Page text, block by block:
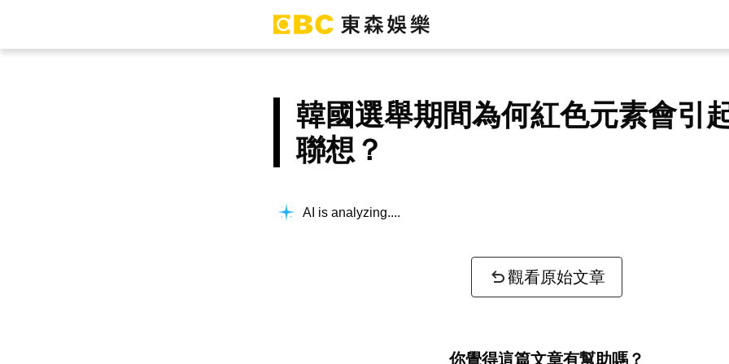
韓國選舉期間為何紅色元素會引
聯想？
AI is analyzing...
觀看原始文章
你覺得這篇文章有幫助嗎？